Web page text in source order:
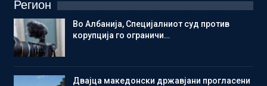
Регион
Во Албанија, Специјалниот суд против
корупција го ограничи…
Двајца македонски државјани прогласени